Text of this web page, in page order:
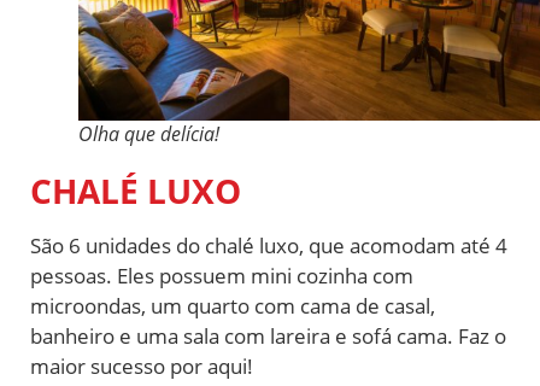
Olha que delícia!
CHALÉ LUXO
São 6 unidades do chalé luxo, que acomodam até 4
pessoas. Eles possuem mini cozinha com
microondas, um quarto com cama de casal,
banheiro e uma sala com lareira e sofá cama. Faz o
maior sucesso por aqui!